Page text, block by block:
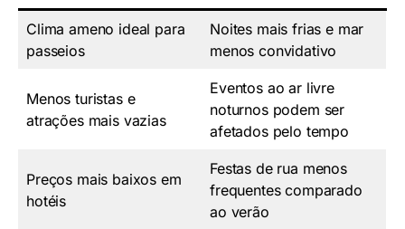
Clima ameno ideal para
passeios
Noites mais frias e mar
menos convidativo
Menos turistas e
atrações mais vazias
Eventos ao ar livre
noturnos podem ser
afetados pelo tempo
Preços mais baixos em
hotéis
Festas de rua menos
frequentes comparado
ao verão